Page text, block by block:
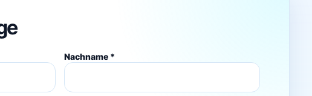
Nachname *